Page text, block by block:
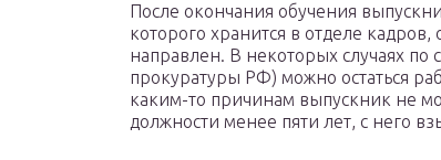
После окончания обучения
которого хранится в отделе кадров,
направлен. В некоторых случаях по
прокуратуры РФ) можно остаться
каким-то причинам выпускник не
должности менее пяти лет, с него